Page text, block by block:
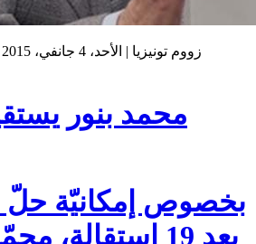
محمد بنور
بخصوص إمكانيّة حلّ
بعد 19 استقالة، محمّد بنّور يوضّح